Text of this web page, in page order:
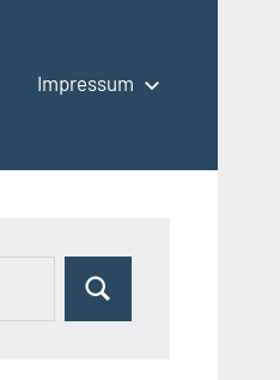
Impressum
Suchen